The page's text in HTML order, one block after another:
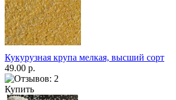
Кукурузная крупа мелкая, высший сорт
49.00 р.
Купить